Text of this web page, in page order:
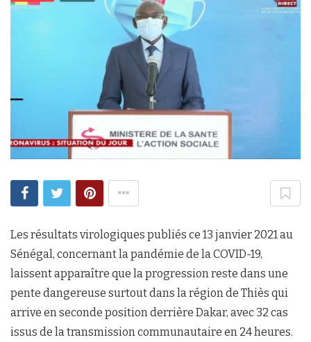
Les résultats virologiques publiés ce 13 janvier 2021 au
Sénégal, concernant la pandémie de la COVID-19,
laissent apparaître que la progression reste dans une
pente dangereuse surtout dans la région de Thiès qui
arrive en seconde position derrière Dakar, avec 32 cas
issus de la transmission communautaire en 24 heures.